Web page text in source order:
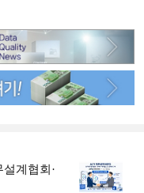
계협회·